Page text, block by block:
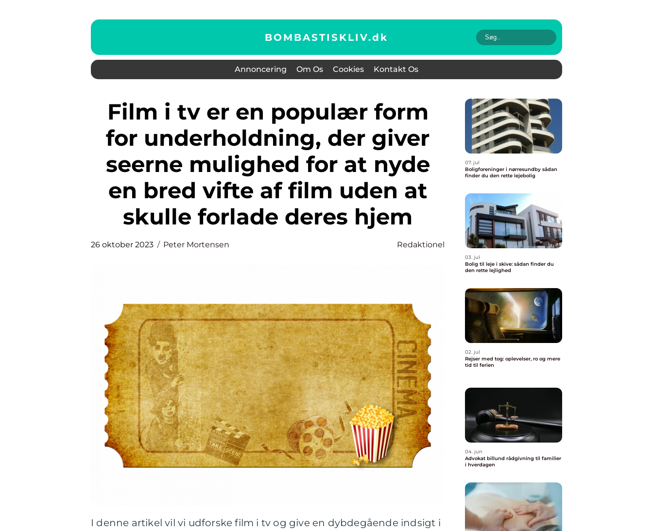
BOMBASTISKLIV.dk
Annoncering Om Os Cookies Kontakt Os
Film i tv er en populær form
for underholdning, der giver
seerne mulighed for at nyde
en bred vifte af film uden at
skulle forlade deres hjem
26 oktober 2023 Peter Mortensen Redaktionel
I denne artikel vil vi udforske film i tv og give en dybdegående indsigt i
07. jul
Boligforeninger i nørresundby sådan
finder du den rette lejebolig
03. jul
Bolig til leje i skive: sådan finder du
den rette lejlighed
02. jul
Rejser med tog: oplevelser, ro og mere
tid til ferien
04. jun
Advokat billund rådgivning til familier
i hverdagen